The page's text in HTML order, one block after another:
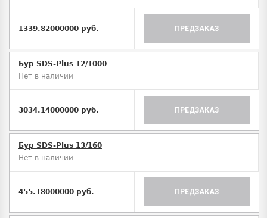
1339.82000000 руб. ПРЕДЗАКАЗ
Бур SDS-Plus 12/1000
Нет в наличии
3034.14000000 руб. ПРЕДЗАКАЗ
Бур SDS-Plus 13/160
Нет в наличии
455.18000000 руб. ПРЕДЗАКАЗ